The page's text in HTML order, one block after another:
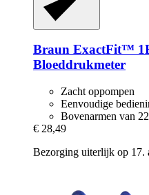
Braun ExactFit™
Bloeddrukmeter
Zacht oppompen
Eenvoudige
Bovenarmen van
€ 28,49
Bezorging uiterlijk op 17.